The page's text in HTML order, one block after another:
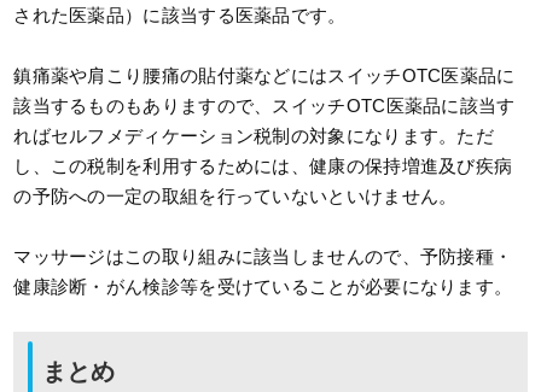
された医薬品）に該当する医薬品です。
鎮痛薬や肩こり腰痛の貼付薬などにはスイッチOTC医薬品に
該当するものもありますので、スイッチOTC医薬品に該当す
ればセルフメディケーション税制の対象になります。ただ
し、この税制を利用するためには、健康の保持増進及び疾病
の予防への一定の取組を行っていないといけません。
マッサージはこの取り組みに該当しませんので、予防接種・
健康診断・がん検診等を受けていることが必要になります。
まとめ